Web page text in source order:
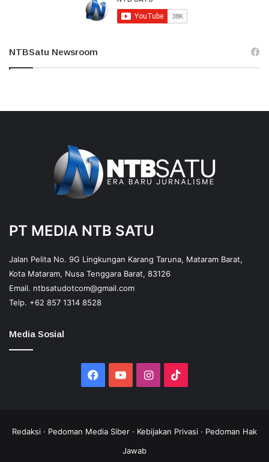
NTBSatu Newsroom
PT MEDIA NTB SATU
Jalan Pelita No. 9G Lingkungan Karang Taruna, Mataram Barat,
Kota Mataram, Nusa Tenggara Barat, 83126
Email. ntbsatudotcom@gmail.com
Telp. +62 857 1314 8528
Media Sosial
Facebook
YouTubeInstagram
Redaksi · Pedoman Media Siber · Kebijakan Privasi · Pedoman Hak
Jawab